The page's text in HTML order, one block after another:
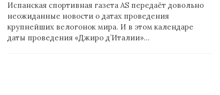
Испанская спортивная газета AS передаёт довольно
неожиданные новости о датах проведения
крупнейших велогонок мира. И в этом календаре
даты проведения «Джиро д’Италии»…